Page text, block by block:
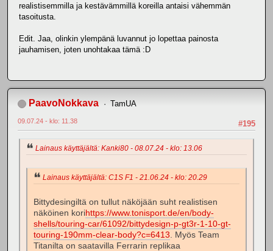
realistisemmilla ja kestävämmillä koreilla antaisi vähemmän
tasoitusta.
Edit. Jaa, olinkin ylempänä luvannut jo lopettaa painosta
jauhamisen, joten unohtakaa tämä :D
PaavoNokkava TamUA
#195
09.07.24 - klo: 11.38
Lainaus käyttäjältä: Kanki80 - 08.07.24 - klo: 13.06
Lainaus käyttäjältä: C1S F1 - 21.06.24 - klo: 20.29
Bittydesingiltä on tullut näköjään suht realistisen
näköinen korihttps://www.tonisport.de/en/body-
shells/touring-car/61092/bittydesign-p-gt3r-1-10-gt-
touring-190mm-clear-body?c=6413 . Myös Team
Titanilta on saatavilla Ferrarin replikaa